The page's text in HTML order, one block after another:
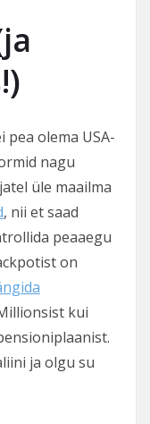
pea olema USA-
nagu
üle maailma
, nii et saad
peaaegu
on
kui
ja olgu su